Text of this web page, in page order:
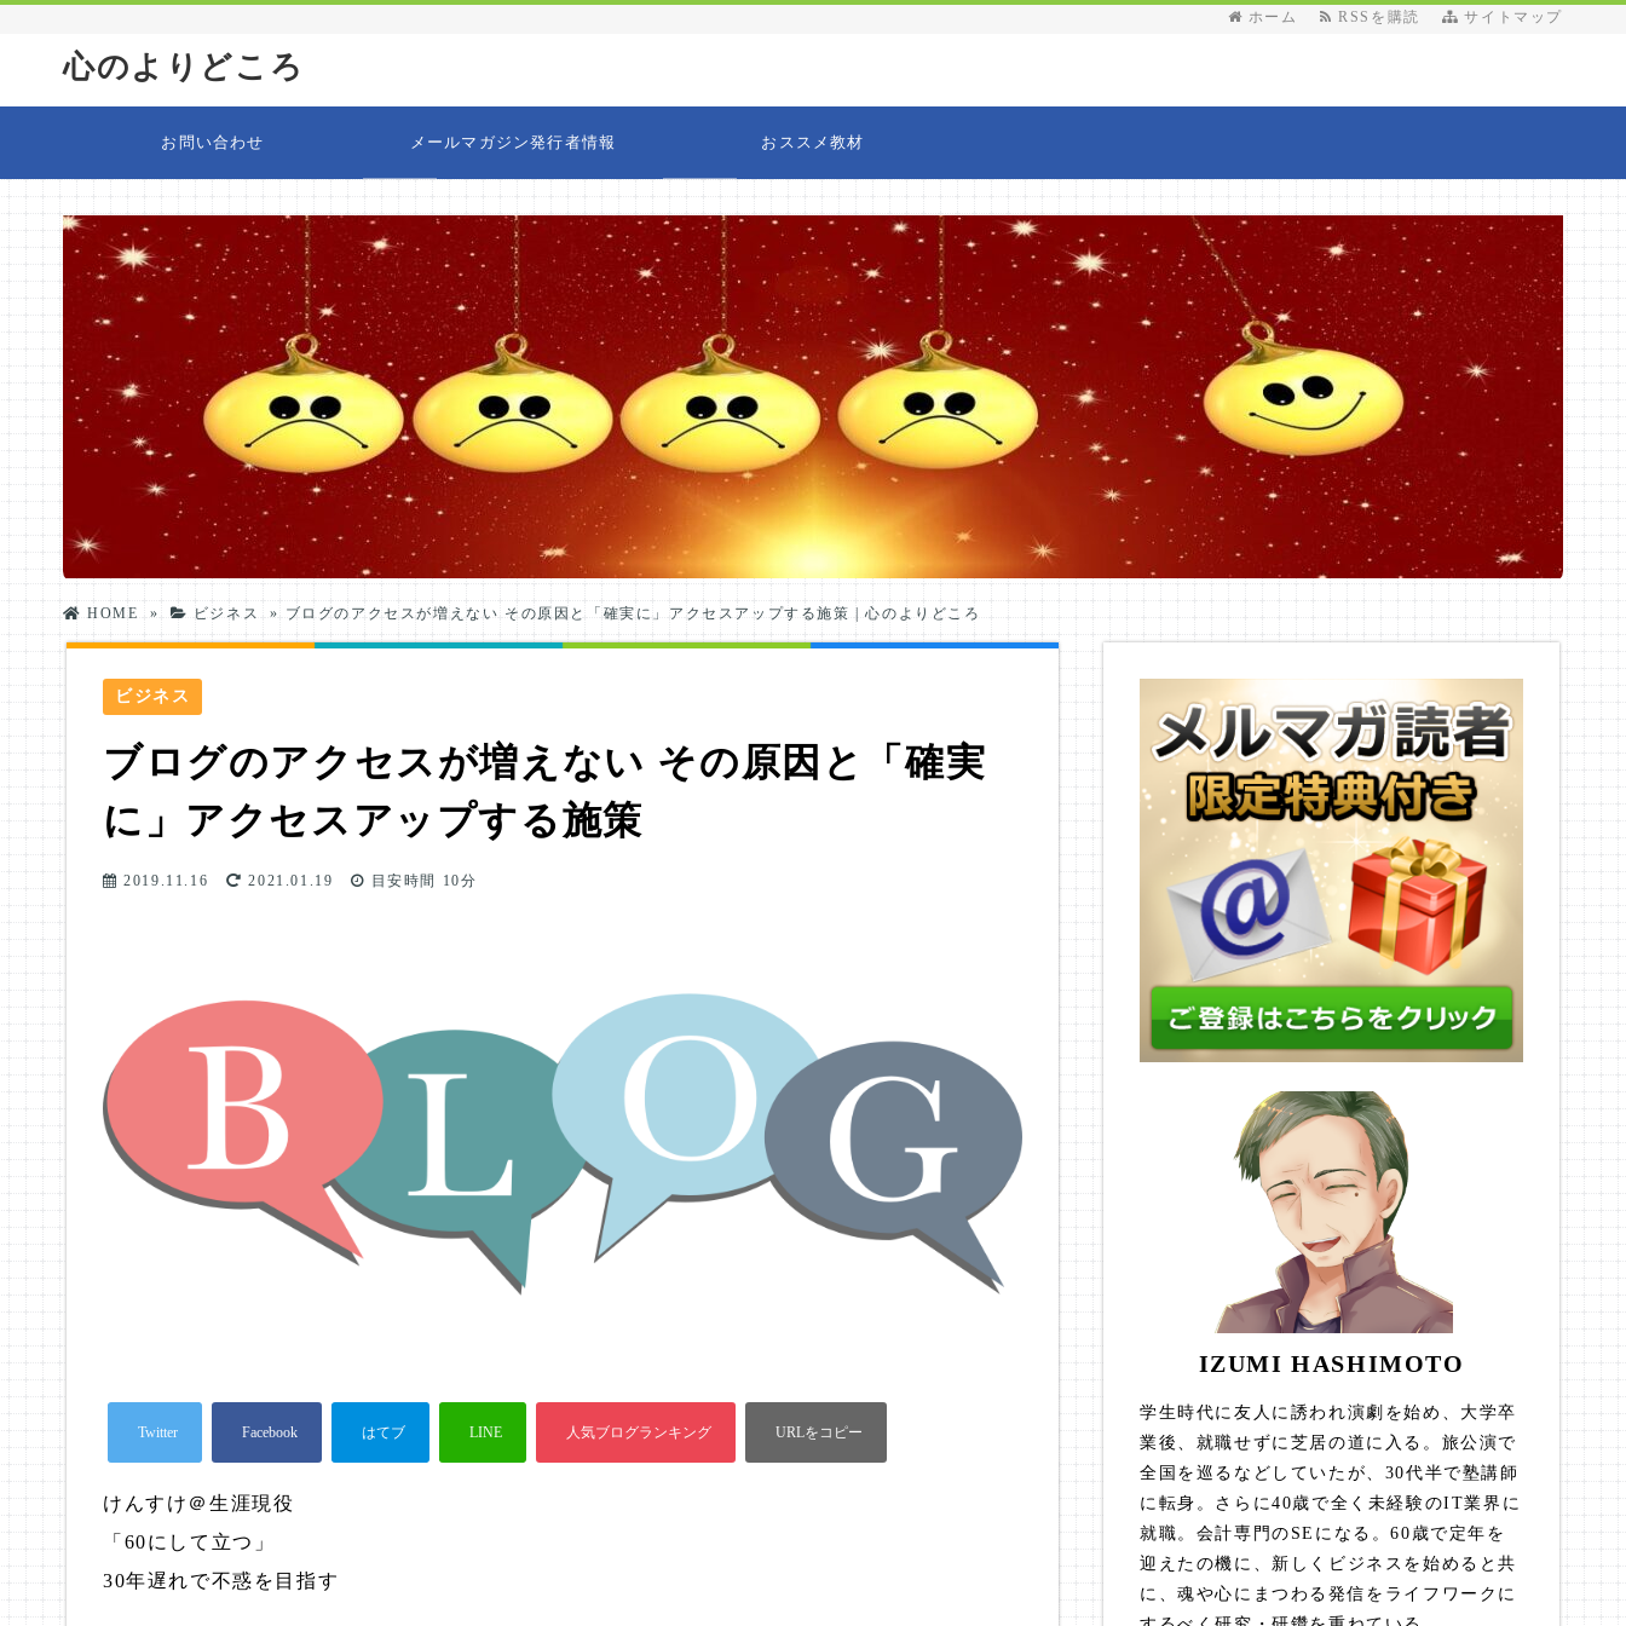
サイトマップ
RSSを購読
ホーム
心のよりどころ
お問い合わせ メールマガジン発行者情報 おススメ教材
HOME » ビジネス » ブログのアクセスが増えない その原因と「確実に」アクセスアップする施策 | 心のよりどころ
ビジネス
ブログのアクセスが増えない その原因と「確実
に」アクセスアップする施策
2019.11.16 2021.01.19 目安時間 10分
けんすけ＠生涯現役
「60にして立つ」
30年遅れで不惑を目指す
IZUMI HASHIMOTO
学生時代に友人に誘われ演劇を始め、大学卒
業後、就職せずに芝居の道に入る。旅公演で
全国を巡るなどしていたが、30代半で塾講師
に転身。さらに40歳で全く未経験のIT業界に
就職。会計専門のSEになる。60歳で定年を
迎えたの機に、新しくビジネスを始めると共
に、魂や心にまつわる発信をライフワークに